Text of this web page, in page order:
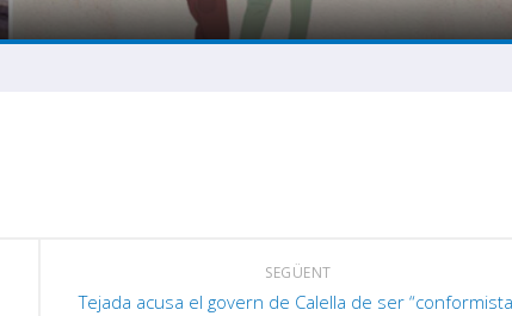
SEGÜENT
Tejada acusa el govern de Calella de ser